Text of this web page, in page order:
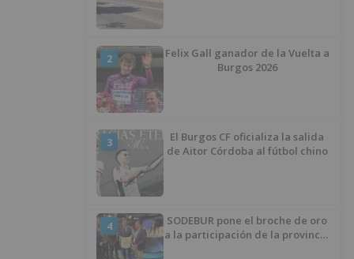
2
Felix Gall ganador de la Vuelta a
Burgos 2026
3
El Burgos CF oficializa la salida
de Aitor Córdoba al fútbol chino
4
SODEBUR pone el broche de oro
a la participación de la provincia